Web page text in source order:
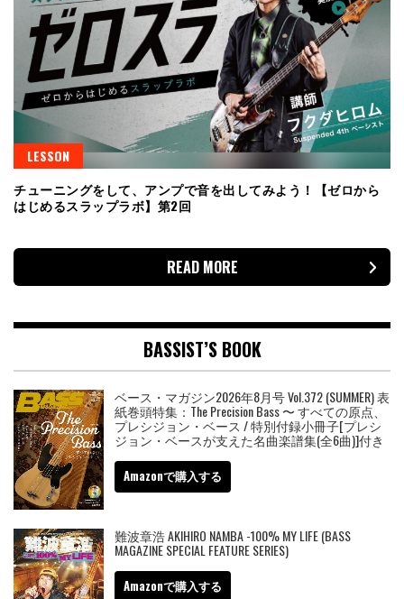
LESSON
チューニングをして、アンプで音を出してみよう！【ゼロから
はじめるスラップラボ】第2回
READ MORE
BASSIST’S BOOK
ベース・マガジン2026年8月号 Vol.372 (SUMMER) 表
紙巻頭特集：The Precision Bass 〜 すべての原点、
プレシジョン・ベース / 特別付録小冊子[プレシ
ジョン・ベースが支えた名曲楽譜集(全6曲)]付き
Amazonで購入する
難波章浩 AKIHIRO NAMBA -100% MY LIFE (BASS
MAGAZINE SPECIAL FEATURE SERIES)
Amazonで購入する